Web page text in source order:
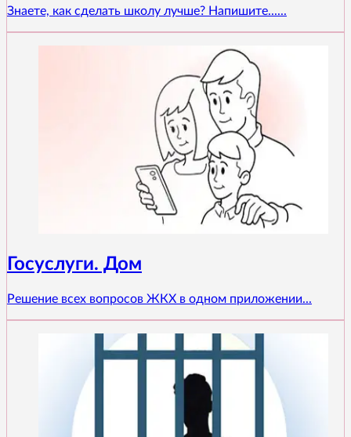
Знаете, как сделать школу лучше? Напишите......
Госуслуги. Дом
Решение всех вопросов ЖКХ в одном приложении...